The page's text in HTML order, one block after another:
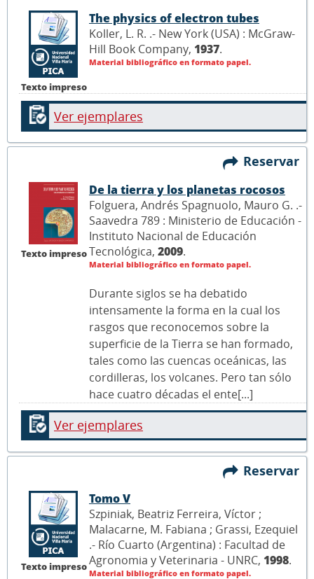
Texto impreso
The physics of electron tubes
Koller, L. R. .- New York (USA) : McGraw-
Hill Book Company, 1937.
Material bibliográfico en formato papel.
Ver ejemplares
Reservar
Texto impreso
De la tierra y los planetas rocosos
Folguera, Andrés Spagnuolo, Mauro G. .-
Saavedra 789 : Ministerio de Educación -
Instituto Nacional de Educación
Tecnológica, 2009.
Material bibliográfico en formato papel.
Durante siglos se ha debatido
intensamente la forma en la cual los
rasgos que reconocemos sobre la
superficie de la Tierra se han formado,
tales como las cuencas oceánicas, las
cordilleras, los volcanes. Pero tan sólo
hace cuatro décadas el ente[...]
Ver ejemplares
Reservar
Texto impreso
Tomo V
Szpiniak, Beatriz Ferreira, Víctor ;
Malacarne, M. Fabiana ; Grassi, Ezequiel
.- Río Cuarto (Argentina) : Facultad de
Agronomia y Veterinaria - UNRC, 1998.
Material bibliográfico en formato papel.